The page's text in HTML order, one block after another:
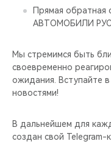
CHERY И СПОРТ
ВИДЕООБЗОРЫ
CHERY ДЛЯ ДЕТЕЙ
Прямая обратная
АВТОМОБИЛИ
Мы стремимся быть
своевременно
ожидания. Вступайте
новостями!
В дальнейшем для
создан свой Telegram-